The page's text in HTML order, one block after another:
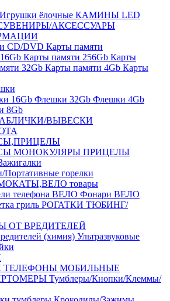
Игрушки ёлочные КАМИНЫ LED
АКСЕССУАРЫ
CD/DVD Карты памяти
Карты памяти 256Gb Карты
32Gb Карты памяти 4Gb Карты
16Gb Флешки 32Gb Флешки 4Gb
8Gb
ВЫВЕСКИ
МОНОКУЛЯРЫ ПРИЦЕЛЫ
Портативные горелки
товары
телефона ВЕЛО Фонари ВЕЛО
гриль РОГАТКИ ТЮБИНГ/
ОТ ВРЕДИТЕЛЕЙ
(химия) Ультразвуковые
ТЕЛЕФОНЫ МОБИЛЬНЫЕ
Тумблеры/Кнопки/Клеммы/